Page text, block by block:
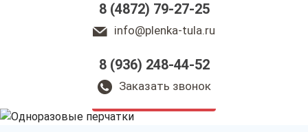
8 (4872) 79-27-25
info@plenka-tula.ru
8 (936) 248-44-52
Заказать звонок
Одноразовые перчатки
в Туле